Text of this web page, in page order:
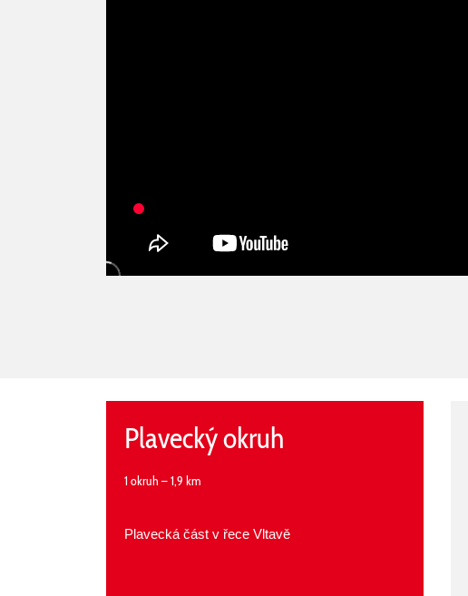
Plavecký okruh
1 okruh – 1,9 km
Plavecká část v řece Vltavě